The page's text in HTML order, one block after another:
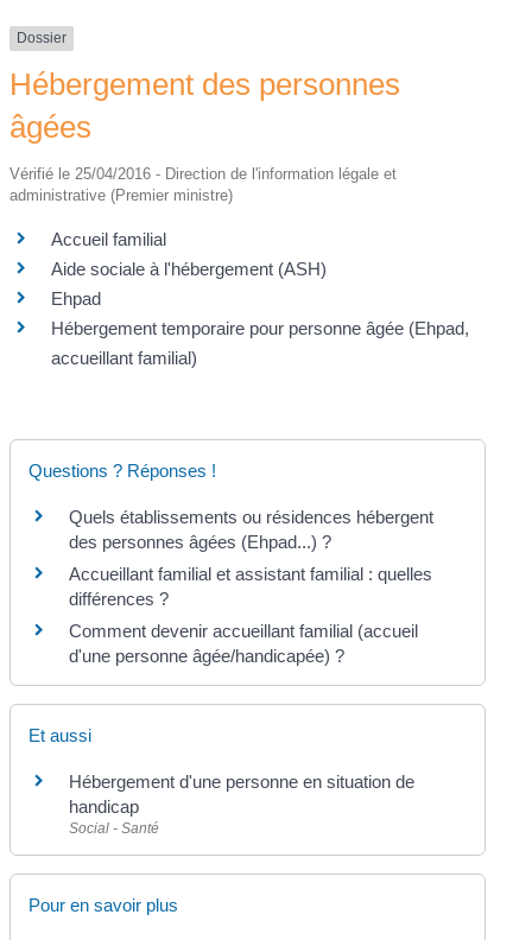
Dossier
Hébergement des personnes
âgées
Vérifié le 25/04/2016 - Direction de l'information légale et
administrative (Premier ministre)
Accueil familial
Aide sociale à l'hébergement (ASH)
Ehpad
Hébergement temporaire pour personne âgée (Ehpad,
accueillant familial)
Questions ? Réponses !
Quels établissements ou résidences hébergent
des personnes âgées (Ehpad...) ?
Accueillant familial et assistant familial : quelles
différences ?
Comment devenir accueillant familial (accueil
d'une personne âgée/handicapée) ?
Et aussi
Hébergement d'une personne en situation de
handicap
Social - Santé
Pour en savoir plus